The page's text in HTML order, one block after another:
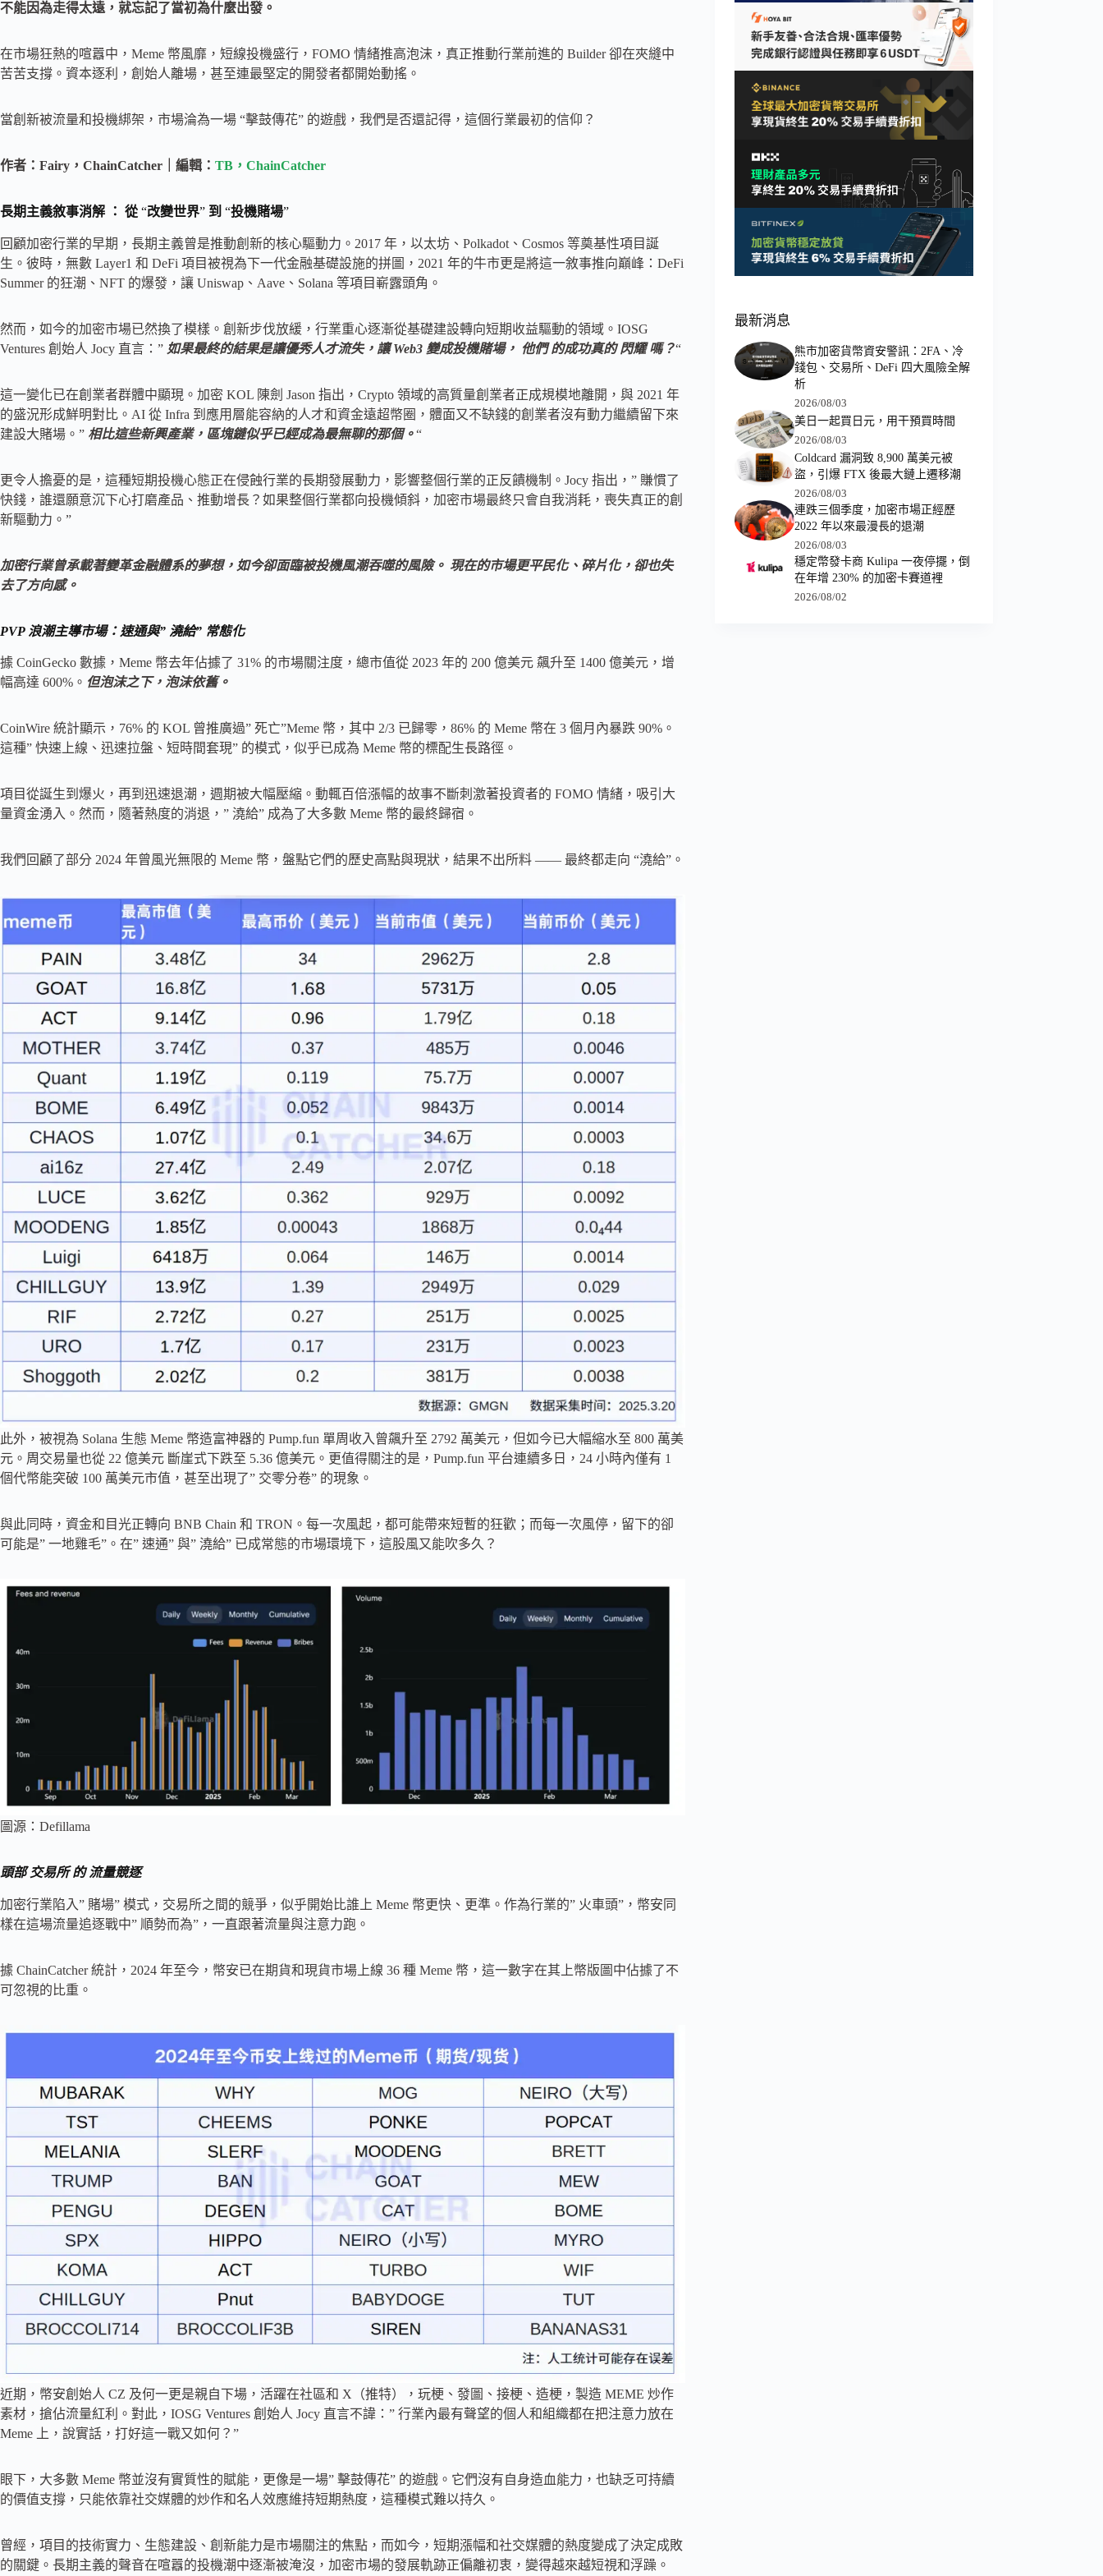
不能因為走得太遠，就忘記了當初為什麼出發。
在市場狂熱的喧囂中，Meme 幣風靡，短線投機盛行，FOMO 情緒推高泡沫，真正推動行業前進的 Builder 卻在夾縫中
苦苦支撐。資本逐利，創始人離場，甚至連最堅定的開發者都開始動搖。
當創新被流量和投機綁架，市場淪為一場 “擊鼓傳花” 的遊戲，我們是否還記得，這個行業最初的信仰？
作者：Fairy，ChainCatcher｜編輯： TB，ChainCatcher
長期主義敘事消解 ： 從 “改變世界” 到 “投機賭場”
回顧加密行業的早期，長期主義曾是推動創新的核心驅動力。2017 年，以太坊、Polkadot、Cosmos 等奠基性項目誕
生。彼時，無數 Layer1 和 DeFi 項目被視為下一代金融基礎設施的拼圖，2021 年的牛市更是將這一敘事推向巔峰：DeFi
Summer 的狂潮、NFT 的爆發，讓 Uniswap、Aave、Solana 等項目嶄露頭角。
然而，如今的加密市場已然換了模樣。創新步伐放緩，行業重心逐漸從基礎建設轉向短期收益驅動的領域。IOSG
Ventures 創始人 Jocy 直言：” 如果最終的結果是讓優秀人才流失，讓 Web3 變成投機賭場， 他們 的成功真的 閃耀 嗎？“
這一變化已在創業者群體中顯現。加密 KOL 陳劍 Jason 指出，Crypto 領域的高質量創業者正成規模地離開，與 2021 年
的盛況形成鮮明對比。AI 從 Infra 到應用層能容納的人才和資金遠超幣圈，體面又不缺錢的創業者沒有動力繼續留下來
建設大賭場。” 相比這些新興產業，區塊鏈似乎已經成為最無聊的那個。“
更令人擔憂的是，這種短期投機心態正在侵蝕行業的長期發展動力，影響整個行業的正反饋機制。Jocy 指出，” 賺慣了
快錢，誰還願意沉下心打磨產品、推動增長？如果整個行業都向投機傾斜，加密市場最終只會自我消耗，喪失真正的創
新驅動力。”
加密行業曾承載著變革金融體系的夢想，如今卻面臨被投機風潮吞噬的風險。 現在的市場更平民化、碎片化，卻也失
去了方向感。
PVP 浪潮主導市場：速通與” 澆給” 常態化
據 CoinGecko 數據，Meme 幣去年佔據了 31% 的市場關注度，總市值從 2023 年的 200 億美元 飆升至 1400 億美元，增
幅高達 600%。 但泡沫之下，泡沫依舊。
CoinWire 統計顯示，76% 的 KOL 曾推廣過” 死亡”Meme 幣，其中 2/3 已歸零，86% 的 Meme 幣在 3 個月內暴跌 90%。
這種” 快速上線、迅速拉盤、短時間套現” 的模式，似乎已成為 Meme 幣的標配生長路徑。
項目從誕生到爆火，再到迅速退潮，週期被大幅壓縮。動輒百倍漲幅的故事不斷刺激著投資者的 FOMO 情緒，吸引大
量資金湧入。然而，隨著熱度的消退，” 澆給” 成為了大多數 Meme 幣的最終歸宿。
我們回顧了部分 2024 年曾風光無限的 Meme 幣，盤點它們的歷史高點與現狀，結果不出所料 —— 最終都走向 “澆給”。
此外，被視為 Solana 生態 Meme 幣造富神器的 Pump.fun 單周收入曾飆升至 2792 萬美元，但如今已大幅縮水至 800 萬美
元。周交易量也從 22 億美元 斷崖式下跌至 5.36 億美元。更值得關注的是，Pump.fun 平台連續多日，24 小時內僅有 1
個代幣能突破 100 萬美元市值，甚至出現了” 交零分卷” 的現象。
與此同時，資金和目光正轉向 BNB Chain 和 TRON。每一次風起，都可能帶來短暫的狂歡；而每一次風停，留下的卻
可能是” 一地雞毛”。在” 速通” 與” 澆給” 已成常態的市場環境下，這股風又能吹多久？
圖源：Defillama
頭部 交易所 的 流量競逐
加密行業陷入” 賭場” 模式，交易所之間的競爭，似乎開始比誰上 Meme 幣更快、更準。作為行業的” 火車頭”，幣安同
樣在這場流量追逐戰中” 順勢而為”，一直跟著流量與注意力跑。
據 ChainCatcher 統計，2024 年至今，幣安已在期貨和現貨市場上線 36 種 Meme 幣，這一數字在其上幣版圖中佔據了不
可忽視的比重。
近期，幣安創始人 CZ 及何一更是親自下場，活躍在社區和 X（推特），玩梗、發圖、接梗、造梗，製造 MEME 炒作
素材，搶佔流量紅利。對此，IOSG Ventures 創始人 Jocy 直言不諱：” 行業內最有聲望的個人和組織都在把注意力放在
Meme 上，說實話，打好這一戰又如何？”
眼下，大多數 Meme 幣並沒有實質性的賦能，更像是一場” 擊鼓傳花” 的遊戲。它們沒有自身造血能力，也缺乏可持續
的價值支撐，只能依靠社交媒體的炒作和名人效應維持短期熱度，這種模式難以持久。
曾經，項目的技術實力、生態建設、創新能力是市場關注的焦點，而如今，短期漲幅和社交媒體的熱度變成了決定成敗
的關鍵。長期主義的聲音在喧囂的投機潮中逐漸被淹沒，加密市場的發展軌跡正偏離初衷，變得越來越短視和浮躁。
最新消息
熊市加密貨幣資安警訊：2FA、冷
錢包、交易所、DeFi 四大風險全解
析
2026/08/03
美日一起買日元，用干預買時間
2026/08/03
Coldcard 漏洞致 8,900 萬美元被
盜，引爆 FTX 後最大鏈上遷移潮
2026/08/03
連跌三個季度，加密市場正經歷
2022 年以來最漫長的退潮
2026/08/03
穩定幣發卡商 Kulipa 一夜停擺，倒
在年增 230% 的加密卡賽道裡
2026/08/02